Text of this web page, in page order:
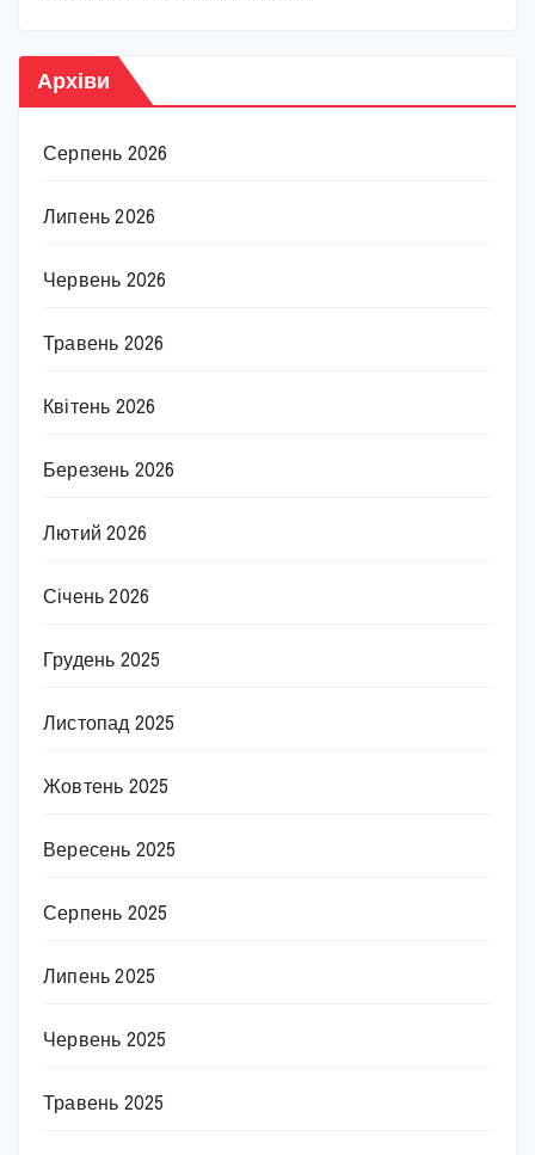
Архіви
Серпень 2026
Липень 2026
Червень 2026
Травень 2026
Квітень 2026
Березень 2026
Лютий 2026
Січень 2026
Грудень 2025
Листопад 2025
Жовтень 2025
Вересень 2025
Серпень 2025
Липень 2025
Червень 2025
Травень 2025